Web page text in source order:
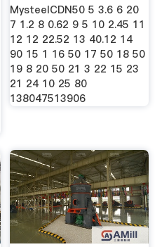
MysteelCDN50 5 3.6 6 20
7 1.2 8 0.62 9 5 10 2.45 11
12 12 22.52 13 40.12 14
90 15 1 16 50 17 50 18 50
19 8 20 50 21 3 22 15 23
21 24 10 25 80
138047513906